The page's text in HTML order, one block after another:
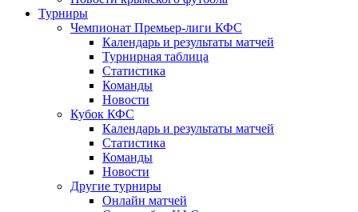
Турниры
Чемпионат Премьер-лиги КФС
Календарь и результаты матчей
Турнирная таблица
Статистика
Команды
Новости
Кубок КФС
Календарь и результаты матчей
Статистика
Команды
Новости
Другие турниры
Онлайн матчей